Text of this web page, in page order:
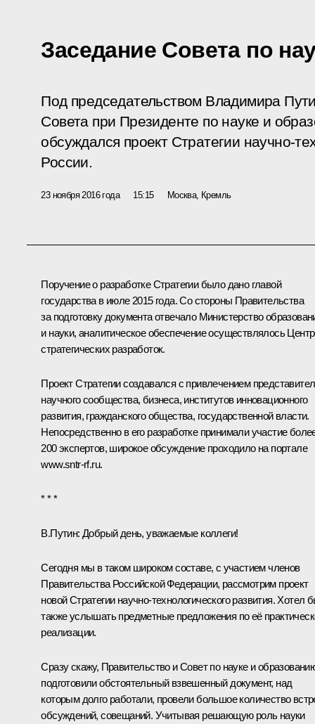
Заседание Совета по
Под председательством Владимира
Совета при Президенте по науке и
обсуждался проект Стратегии научно-
России.
23 ноября 2016 года 15:15 Москва, Кремль
Поручение о разработке Стратегии было дано главой
государства в июле 2015 года. Со стороны Правительства
за подготовку документа отвечало Министерство
и науки, аналитическое обеспечение осуществлялось
стратегических разработок.
Проект Стратегии создавался с привлечением
научного сообщества, бизнеса, институтов инновационного
развития, гражданского общества, государственной власти.
Непосредственно в его разработке принимали участие
200 экспертов, широкое обсуждение проходило на портале
www.sntr-rf.ru.
* * *
В.Путин: Добрый день, уважаемые коллеги!
Сегодня мы в таком широком составе, с участием членов
Правительства Российской Федерации, рассмотрим проект
новой Стратегии научно-технологического развития. Хотел
также услышать предметные предложения по её
реализации.
Сразу скажу, Правительство и Совет по науке и
подготовили обстоятельный взвешенный документ, над
которым долго работали, провели большое количество
обсуждений, совещаний. Учитывая решающую роль науки